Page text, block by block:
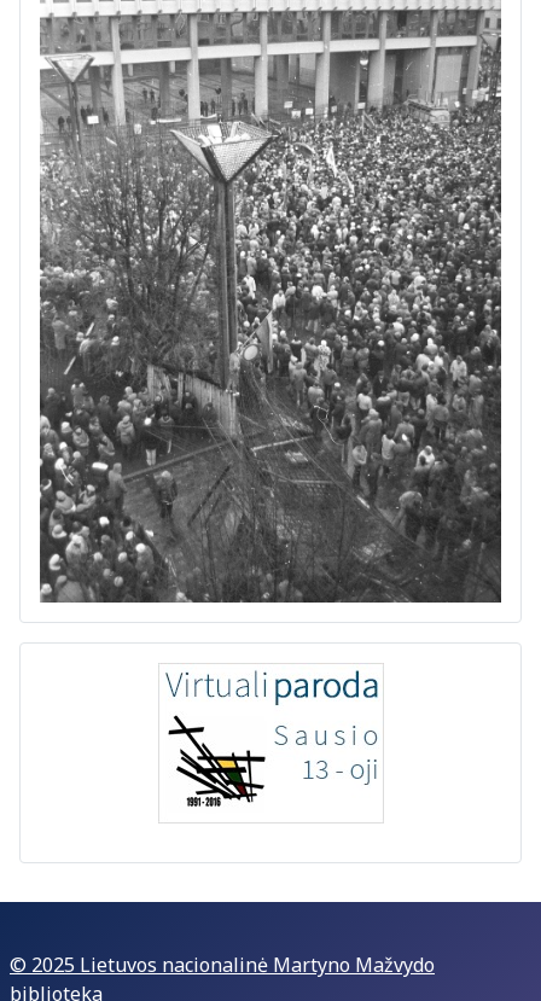
© 2025 Lietuvos nacionalinė Martyno Mažvydo
biblioteka